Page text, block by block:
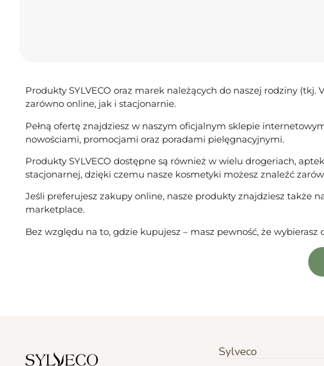
Produkty SYLVECO oraz marek należących do naszej rodziny
zarówno online, jak i stacjonarnie.
Pełną ofertę znajdziesz w naszym oficjalnym sklepie
nowościami, promocjami oraz poradami pielęgnacyjnymi.
Produkty SYLVECO dostępne są również w wielu drogeriach,
stacjonarnej, dzięki czemu nasze kosmetyki możesz znaleźć
Jeśli preferujesz zakupy online, nasze produkty znajdziesz
marketplace.
Bez względu na to, gdzie kupujesz – masz pewność, że
Sylveco